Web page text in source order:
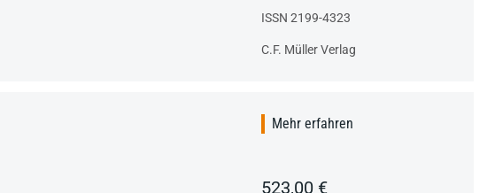
ISSN 2199-4323
C.F. Müller Verlag
Mehr erfahren
523,00 €